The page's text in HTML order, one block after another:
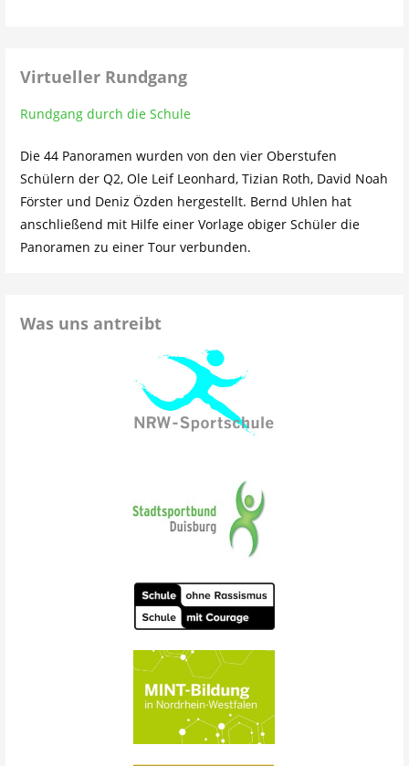
Virtueller Rundgang
Rundgang durch die Schule
Die 44 Panoramen wurden von den vier Oberstufen
Schülern der Q2, Ole Leif Leonhard, Tizian Roth, David Noah
Förster und Deniz Özden hergestellt. Bernd Uhlen hat
anschließend mit Hilfe einer Vorlage obiger Schüler die
Panoramen zu einer Tour verbunden.
Was uns antreibt